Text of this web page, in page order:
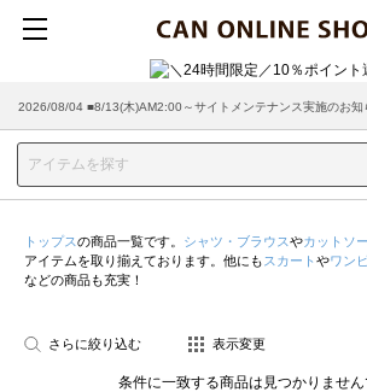
2026/08/04 ■8/13(木)AM2:00～サイトメンテナンス実施のお知
トップスの商品一覧です。 シャツ・ブラウスやカットソー
アイテムを取り揃えております。他にも スカート やワン
などの商品も充実！
さらに絞り込む 表示変更
条件に一致する商品は見つかりません